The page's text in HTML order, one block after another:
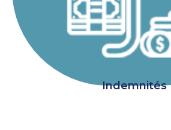
Indemnités